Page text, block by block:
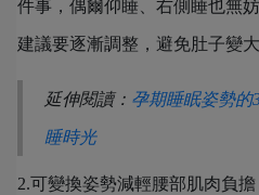
件事，偶爾仰睡、右側睡也無
建議要逐漸調整，避免肚子變
延伸閱讀： 孕期睡眠姿勢的
睡時光
2.可變換姿勢減輕腰部肌肉負擔